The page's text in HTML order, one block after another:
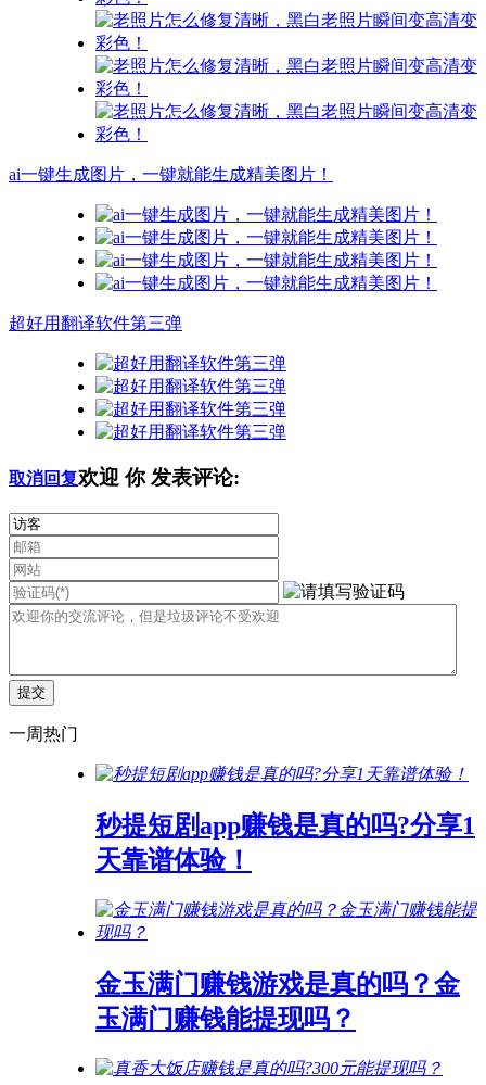
ai一键生成图片，一键就能生成精美图片！
超好用翻译软件第三弹
取消回复欢迎 你发表评论:
一周热门
秒提短剧app赚钱是真的吗?分享1
天靠谱体验！
金玉满门赚钱游戏是真的吗？金
玉满门赚钱能提现吗？